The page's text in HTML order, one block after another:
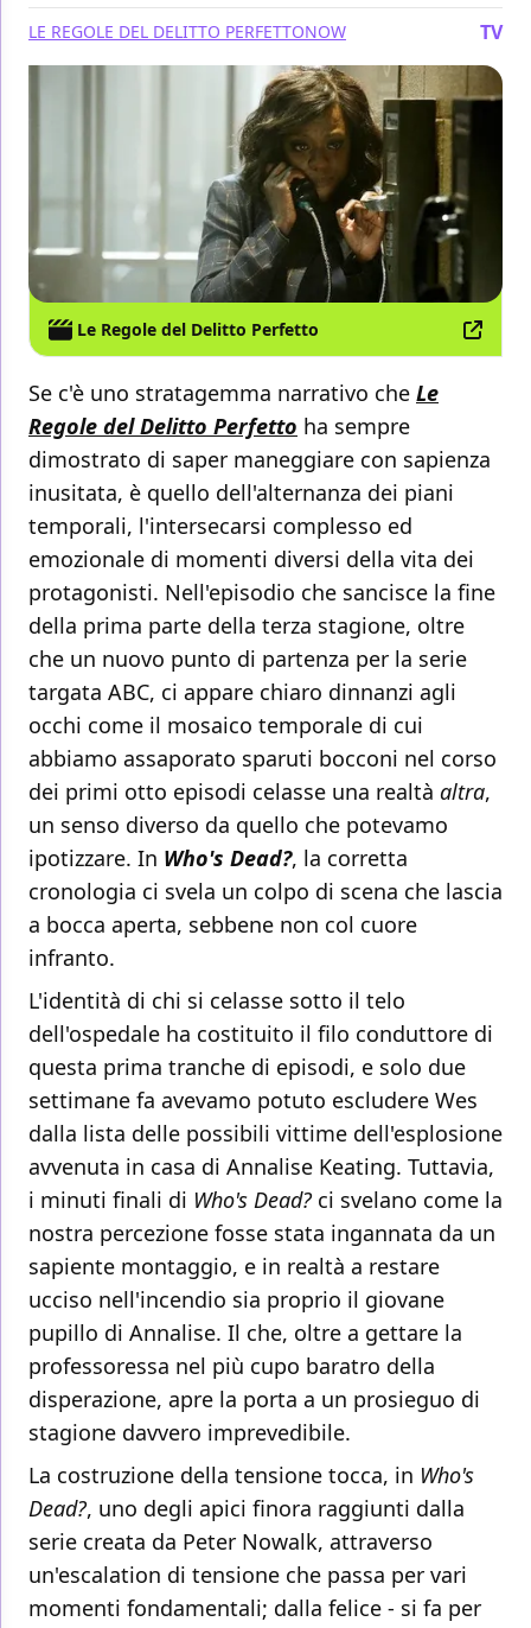
LE REGOLE DEL DELITTO PERFETTONOW TV
Le Regole del Delitto Perfetto
Se c'è uno stratagemma narrativo che Le
Regole del Delitto Perfetto ha sempre
dimostrato di saper maneggiare con sapienza
inusitata, è quello dell'alternanza dei piani
temporali, l'intersecarsi complesso ed
emozionale di momenti diversi della vita dei
protagonisti. Nell'episodio che sancisce la fine
della prima parte della terza stagione, oltre
che un nuovo punto di partenza per la serie
targata ABC, ci appare chiaro dinnanzi agli
occhi come il mosaico temporale di cui
abbiamo assaporato sparuti bocconi nel corso
dei primi otto episodi celasse una realtà altra,
un senso diverso da quello che potevamo
ipotizzare. In Who's Dead?, la corretta
cronologia ci svela un colpo di scena che lascia
a bocca aperta, sebbene non col cuore
infranto.
L'identità di chi si celasse sotto il telo
dell'ospedale ha costituito il filo conduttore di
questa prima tranche di episodi, e solo due
settimane fa avevamo potuto escludere Wes
dalla lista delle possibili vittime dell'esplosione
avvenuta in casa di Annalise Keating. Tuttavia,
i minuti finali di Who's Dead? ci svelano come la
nostra percezione fosse stata ingannata da un
sapiente montaggio, e in realtà a restare
ucciso nell'incendio sia proprio il giovane
pupillo di Annalise. Il che, oltre a gettare la
professoressa nel più cupo baratro della
disperazione, apre la porta a un prosieguo di
stagione davvero imprevedibile.
La costruzione della tensione tocca, in Who's
Dead?, uno degli apici finora raggiunti dalla
serie creata da Peter Nowalk, attraverso
un'escalation di tensione che passa per vari
momenti fondamentali; dalla felice - si fa per